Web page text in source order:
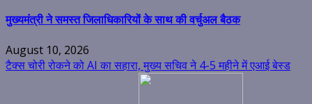
मुख्यमंत्री ने समस्त जिलाधिकारियों के साथ की वर्चुअल बैठक
August 10, 2026
टैक्स चोरी रोकने को AI का सहारा, मुख्य सचिव ने 4-5 महीने में एआई बेस्ड